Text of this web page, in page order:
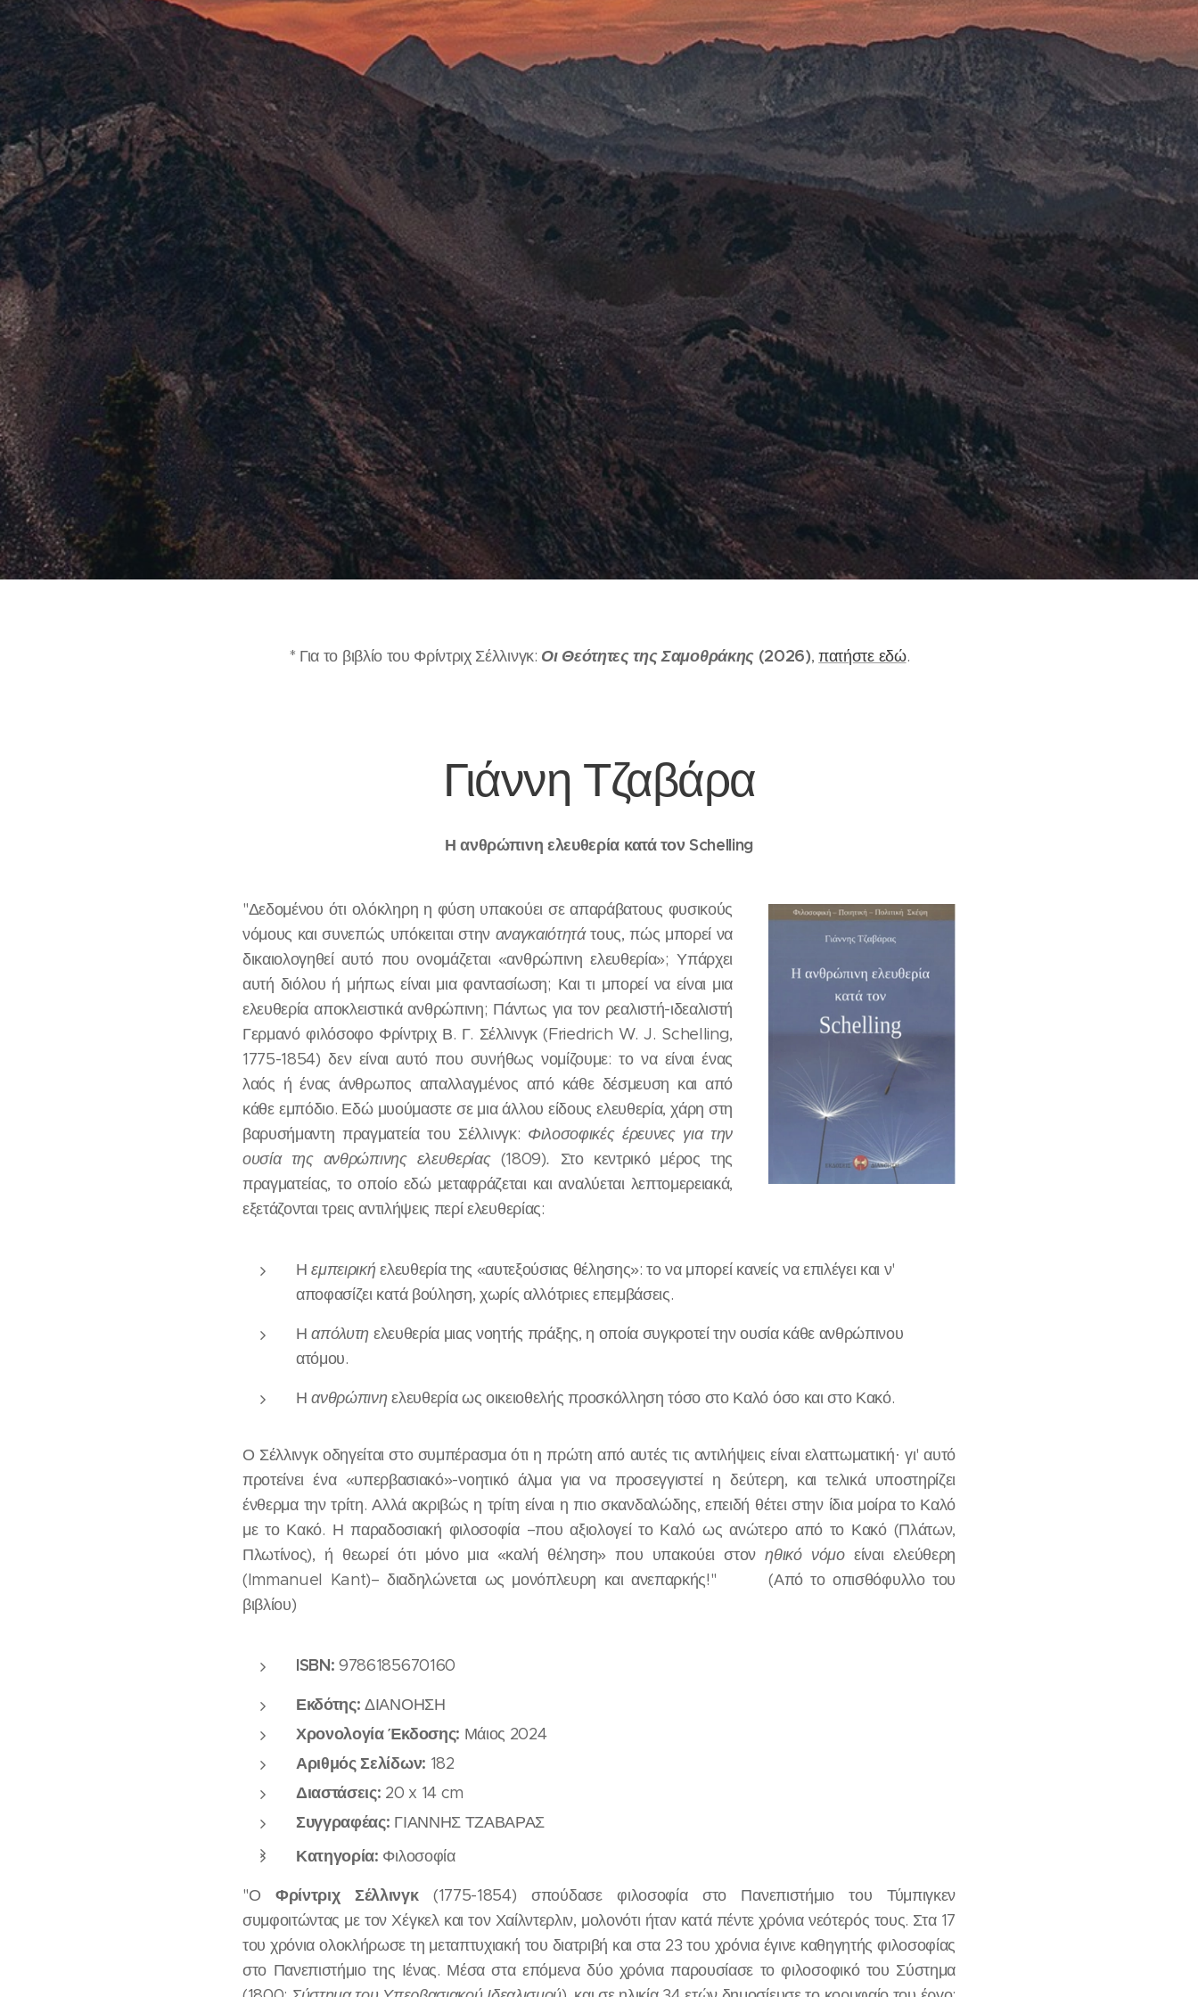
* Για το βιβλίο του Φρίντριχ Σέλλινγκ: Οι Θεότητες της Σαμοθράκης (2026),πατήστε εδώ.
Γιάννη Τζαβάρα
Η ανθρώπινη ελευθερία κατά τον Schelling
"Δεδομένου ότι ολόκληρη η φύση υπακούει σε απαράβατους φυσικούς
νόμους και συνεπώς υπόκειται στην αναγκαιότητάτους, πώς μπορεί να
δικαιολογηθεί αυτό που ονομάζεται «ανθρώπινη ελευθερία»; Υπάρχει
αυτή διόλου ή μήπως είναι μια φαντασίωση; Και τι μπορεί να είναι μια
ελευθερία αποκλειστικά ανθρώπινη; Πάντως για τον ρεαλιστή-ιδεαλιστή
Γερμανό φιλόσοφο Φρίντριχ Β. Γ. Σέλλινγκ (Friedrich W. J. Schelling,
1775-1854) δεν είναι αυτό που συνήθως νομίζουμε: το να είναι ένας
λαός ή ένας άνθρωπος απαλλαγμένος από κάθε δέσμευση και από
κάθε εμπόδιο. Εδώ μυούμαστε σε μια άλλου είδους ελευθερία, χάρη στη
βαρυσήμαντη πραγματεία του Σέλλινγκ: Φιλοσοφικές έρευνες για την
ουσία της ανθρώπινης ελευθερίας (1809). Στο κεντρικό μέρος της
πραγματείας, το οποίο εδώ μεταφράζεται και αναλύεται λεπτομερειακά,
εξετάζονται τρεις αντιλήψεις περί ελευθερίας:
Ηεμπειρικήελευθερία της «αυτεξούσιας θέλησης»: το να μπορεί κανείς να επιλέγει και ν'
αποφασίζει κατά βούληση, χωρίς αλλότριες επεμβάσεις.
Ηαπόλυτη ελευθερία μιας νοητής πράξης, η οποία συγκροτεί την ουσία κάθε ανθρώπινου
ατόμου.
Ηανθρώπινηελευθερία ως οικειοθελής προσκόλληση τόσο στο Καλό όσο και στο Κακό.
Ο Σέλλινγκ οδηγείται στο συμπέρασμα ότι η πρώτη από αυτές τις αντιλήψεις είναι ελαττωματική· γι' αυτό
προτείνει ένα «υπερβασιακό»-νοητικό άλμα για να προσεγγιστεί η δεύτερη, και τελικά υποστηρίζει
ένθερμα την τρίτη. Αλλά ακριβώς η τρίτη είναι η πιο σκανδαλώδης, επειδή θέτει στην ίδια μοίρα το Καλό
με το Κακό. Η παραδοσιακή φιλοσοφία –που αξιολογεί το Καλό ως ανώτερο από το Κακό (Πλάτων,
Πλωτίνος), ή θεωρεί ότι μόνο μια «καλή θέληση» που υπακούει στονηθικό νόμοείναι ελεύθερη
(Immanuel Kant)– διαδηλώνεται ως μονόπλευρη και ανεπαρκής!" (Από το οπισθόφυλλο του
βιβλίου)
ISBN:9786185670160
Εκδότης:ΔΙΑΝΟΗΣΗ
Χρονολογία Έκδοσης: Μάιος 2024
Αριθμός Σελίδων: 182
Διαστάσεις: 20 x 14 cm
Συγγραφέας: ΓΙΑΝΝΗΣ ΤΖΑΒΑΡΑΣ
Κατηγορία: Φιλοσοφία
"Ο Φρίντριχ Σέλλινγκ(1775-1854) σπούδασε φιλοσοφία στο Πανεπιστήμιο του Τύμπιγκεν
συμφοιτώντας με τον Χέγκελ και τον Χαίλντερλιν, μολονότι ήταν κατά πέντε χρόνια νεότερός τους. Στα 17
του χρόνια ολοκλήρωσε τη μεταπτυχιακή του διατριβή και στα 23 του χρόνια έγινε καθηγητής φιλοσοφίας
στο Πανεπιστήμιο της Ιένας. Μέσα στα επόμενα δύο χρόνια παρουσίασε το φιλοσοφικό του Σύστημα